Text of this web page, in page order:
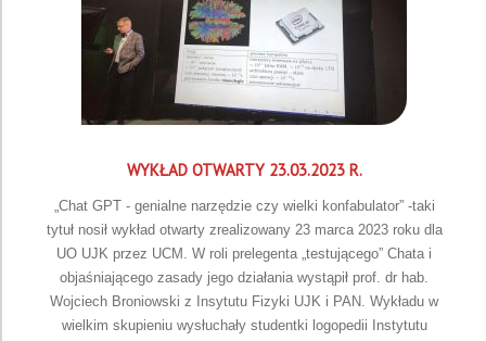
WYKŁAD OTWARTY 23.03.2023 R.
„Chat GPT - genialne narzędzie czy wielki konfabulator” -taki
tytuł nosił wykład otwarty zrealizowany 23 marca 2023 roku dla
UO UJK przez UCM. W roli prelegenta „testującego” Chata i
objaśniającego zasady jego działania wystąpił prof. dr hab.
Wojciech Broniowski z Insytutu Fizyki UJK i PAN. Wykładu w
wielkim skupieniu wysłuchały studentki logopedii Instytutu